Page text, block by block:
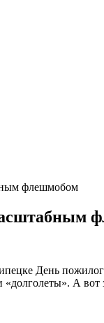
флешмобом
День пожилого
А вот